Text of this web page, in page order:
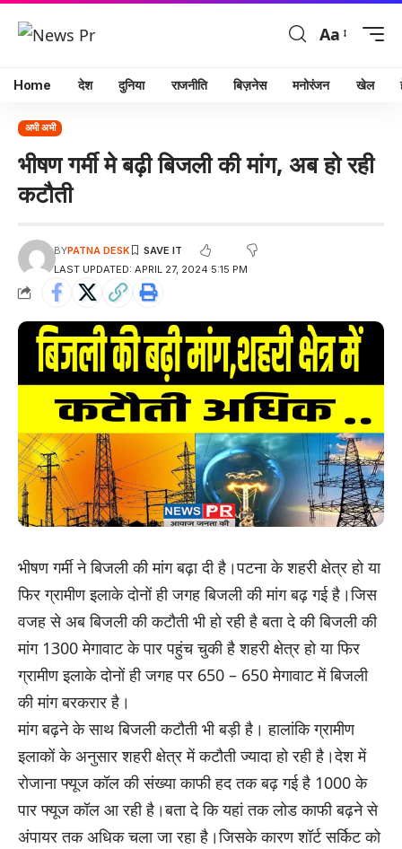
Aa
Home देश दुनिया राजनीति बिज़नेस मनोरंजन खेल
अभी अभी
भीषण गर्मी मे बढ़ी बिजली की मांग, अब हो रही
कटौती
LAST UPDATED: APRIL 27, 2024 5:15 PM
BYPATNA DESK
भीषण गर्मी ने बिजली की मांग बढ़ा दी है।पटना के शहरी क्षेत्र हो या
फिर ग्रामीण इलाके दोनों ही जगह बिजली की मांग बढ़ गई है।जिस
वजह से अब बिजली की कटौती भी हो रही है बता दे की बिजली की
मांग 1300 मेगावाट के पार पहुंच चुकी है शहरी क्षेत्र हो या फिर
ग्रामीण इलाके दोनों ही जगह पर 650 – 650 मेगावाट में बिजली
की मांग बरकरार है।
मांग बढ़ने के साथ बिजली कटौती भी बड़ी है। हालांकि ग्रामीण
इलाकों के अनुसार शहरी क्षेत्र में कटौती ज्यादा हो रही है।देश में
रोजाना फ्यूज कॉल की संख्या काफी हद तक बढ़ गई है 1000 के
पार फ्यूज कॉल आ रही है।बता दे कि यहां तक लोड काफी बढ़ने से
अंपायर तक अधिक चला जा रहा है।जिसके कारण शॉर्ट सर्किट को